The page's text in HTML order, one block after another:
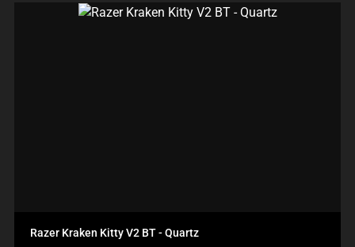
Razer Kraken Kitty V2 BT - Quartz